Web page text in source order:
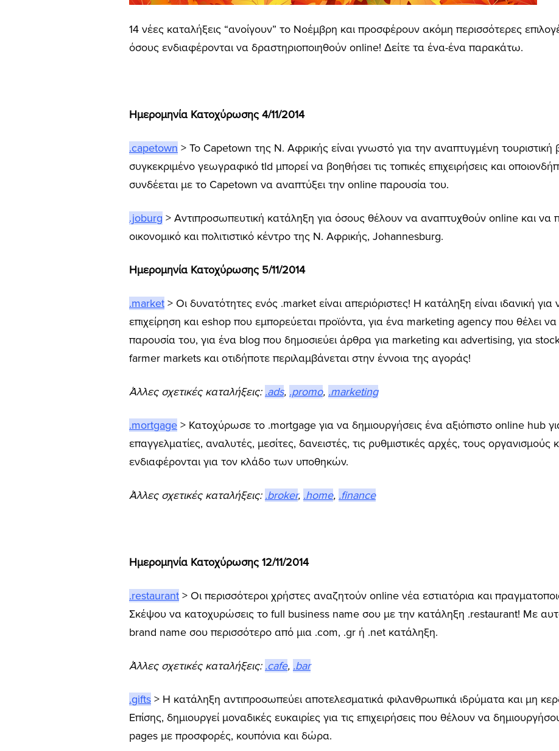
14 νέες καταλήξεις “ανοίγουν” το Νοέμβρη και προσφέρουν ακόμη περισσότερες
όσους ενδιαφέρονται να δραστηριοποιηθούν online! Δείτε τα ένα-ένα παρακάτω.
Ημερομηνία Κατοχύρωσης 4/11/2014
.capetown > Το Capetown της Ν. Αφρικής είναι γνωστό για την αναπτυγμένη τουριστική
συγκεκριμένο γεωγραφικό tld μπορεί να βοηθήσει τις τοπικές επιχειρήσεις και
συνδέεται με το Capetown να αναπτύξει την online παρουσία του.
.joburg > Αντιπροσωπευτική κατάληξη για όσους θέλουν να αναπτυχθούν online και να
οικονομικό και πολιτιστικό κέντρο της Ν. Αφρικής, Johannesburg.
Ημερομηνία Κατοχύρωσης 5/11/2014
.market > Οι δυνατότητες ενός .market είναι απεριόριστες! Η κατάληξη είναι ιδανική
επιχείρηση και eshop που εμπορεύεται προϊόντα, για ένα marketing agency που θέλει να
παρουσία του, για ένα blog που δημοσιεύει άρθρα για marketing και advertising, για
farmer markets και οτιδήποτε περιλαμβάνεται στην έννοια της αγοράς!
Άλλες σχετικές καταλήξεις: .ads, .promo, .marketing
.mortgage > Κατοχύρωσε το .mortgage για να δημιουργήσεις ένα αξιόπιστο online hub
επαγγελματίες, αναλυτές, μεσίτες, δανειστές, τις ρυθμιστικές αρχές, τους οργανισμούς
ενδιαφέρονται για τον κλάδο των υποθηκών.
Άλλες σχετικές καταλήξεις: .broker, .home, .finance
Ημερομηνία Κατοχύρωσης 12/11/2014
.restaurant > Οι περισσότεροι χρήστες αναζητούν online νέα εστιατόρια και
Σκέψου να κατοχυρώσεις το full business name σου με την κατάληξη .restaurant! Με
brand name σου περισσότερο από μια .com, .gr ή .net κατάληξη.
Άλλες σχετικές καταλήξεις: .cafe, .bar
.gifts > Η κατάληξη αντιπροσωπεύει αποτελεσματικά φιλανθρωπικά ιδρύματα και μη
Επίσης, δημιουργεί μοναδικές ευκαιρίες για τις επιχειρήσεις που θέλουν να
pages με προσφορές, κουπόνια και δώρα.